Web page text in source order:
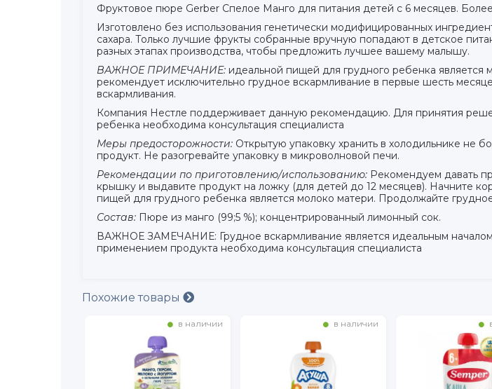
Фруктовое пюре Gerber Спелое Манго для питания детей с 6 месяцев.
Изготовлено без использования генетически модифицированных
сахара. Только лучшие фрукты собранные вручную попадают в детское
разных этапах производства, чтобы предложить лучшее вашему малышу.
ВАЖНОЕ ПРИМЕЧАНИЕ: идеальной пищей для грудного ребенка является
рекомендует исключительно грудное вскармливание в первые шесть
вскармливания.
Компания Нестле поддерживает данную рекомендацию. Для принятия
ребенка необходима консультация специалиста
Меры предосторожности: Открытую упаковку хранить в холодильнике не
продукт. Не разогревайте упаковку в микроволновой печи.
Рекомендации по приготовлению/использованию: Рекомендуем давать
крышку и выдавите продукт на ложку (для детей до 12 месяцев). Начните
пищей для грудного ребенка является молоко матери. Продолжайте
Состав: Пюре из манго (99;5 %); концентрированный лимонный сок.
ВАЖНОЕ ЗАМЕЧАНИЕ: Грудное вскармливание является идеальным
применением продукта необходима консультация специалиста
Похожие товары
в наличии в наличии